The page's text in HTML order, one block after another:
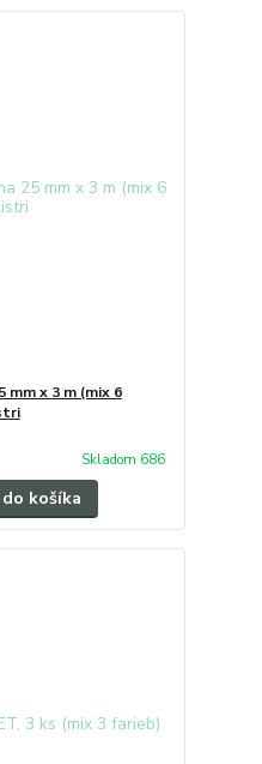
mm x 3 m (mix 6
Skladom 686
košíka